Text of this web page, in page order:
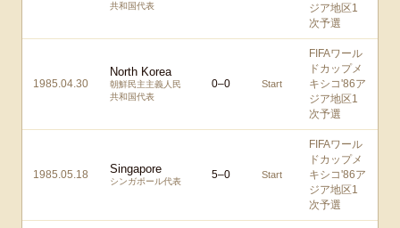
共和国代表
ジア地区1
次予選
1985.04.30
North Korea
朝鮮民主主義人民
共和国代表
0–0 Start
FIFAワール
ドカップメ
キシコ'86ア
ジア地区1
次予選
1985.05.18 Singapore
シンガポール代表
5–0 Start
FIFAワール
ドカップメ
キシコ'86ア
ジア地区1
次予選